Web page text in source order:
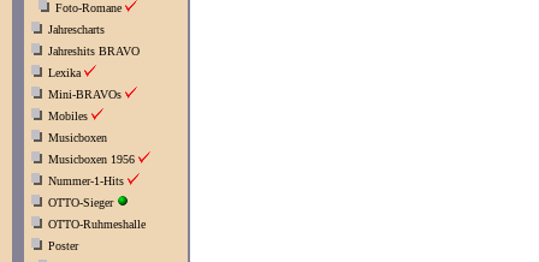
Foto-Romane
Jahrescharts
Jahreshits BRAVO
Lexika
Mini-BRAVOs
Mobiles
Musicboxen
Musicboxen 1956
Nummer-1-Hits
OTTO-Sieger
OTTO-Ruhmeshalle
Poster